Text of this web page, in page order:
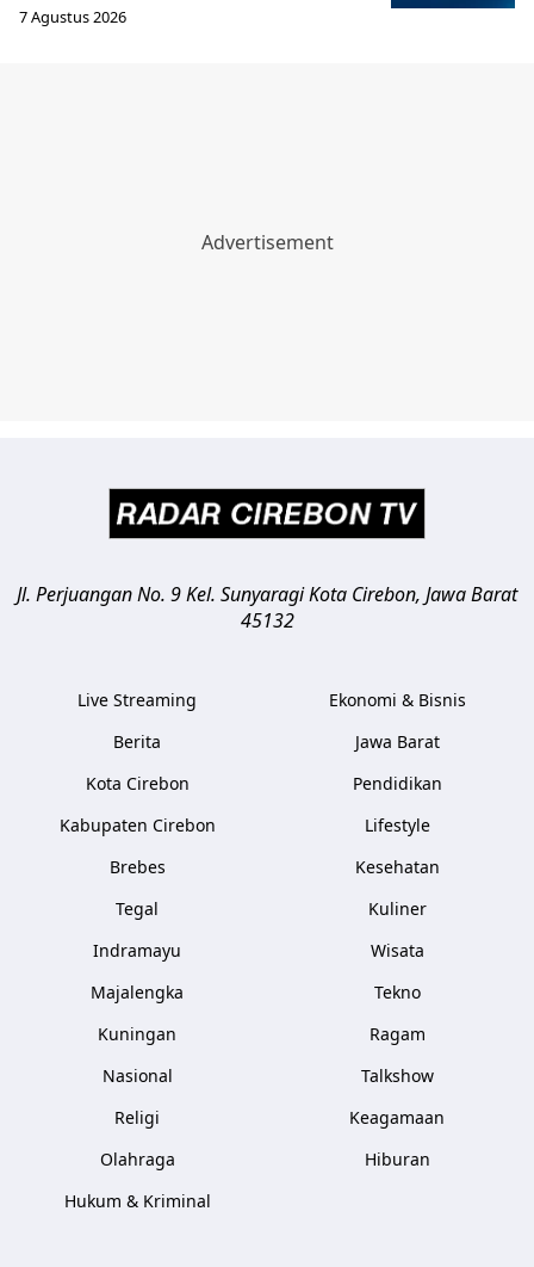
7 Agustus 2026
Jl. Perjuangan No. 9 Kel. SunyaragiKota Cirebon, Jawa Barat
45132
Live Streaming
Berita
Kota Cirebon
Kabupaten Cirebon
Brebes
Tegal
Indramayu
Majalengka
Kuningan
Nasional
Religi
Olahraga
Hukum & Kriminal
Ekonomi & Bisnis
Jawa Barat
Pendidikan
Lifestyle
Kesehatan
Kuliner
Wisata
Tekno
Ragam
Talkshow
Keagamaan
Hiburan